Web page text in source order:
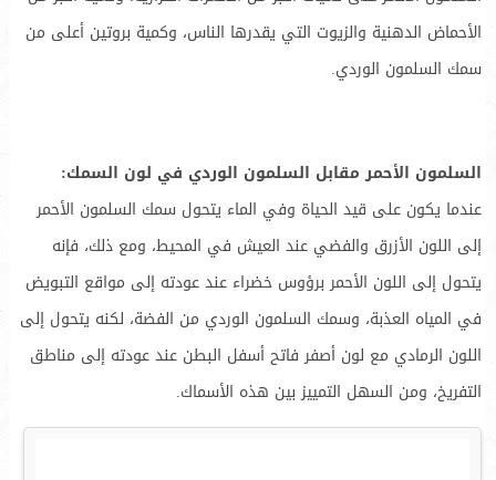
الأحماض الدهنية والزيوت التي يقدرها الناس، وكمية بروتين أعلى من
سمك السلمون الوردي.
السلمون الأحمر مقابل السلمون الوردي في لون السمك:
عندما يكون على قيد الحياة وفي الماء يتحول سمك السلمون الأحمر
إلى اللون الأزرق والفضي عند العيش في المحيط، ومع ذلك، فإنه
يتحول إلى اللون الأحمر برؤوس خضراء عند عودته إلى مواقع التبويض
في المياه العذبة، وسمك السلمون الوردي من الفضة، لكنه يتحول إلى
اللون الرمادي مع لون أصفر فاتح أسفل البطن عند عودته إلى مناطق
التفريخ، ومن السهل التمييز بين هذه الأسماك.